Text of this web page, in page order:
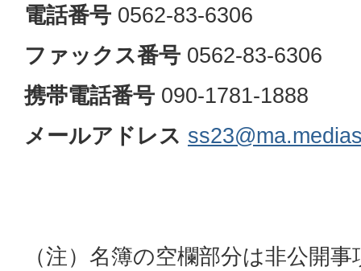
電話番号 0562-83-6306
ファックス番号 0562-83-6306
携帯電話番号 090-1781-1888
メールアドレス
（注）名簿の空欄部分は非公開